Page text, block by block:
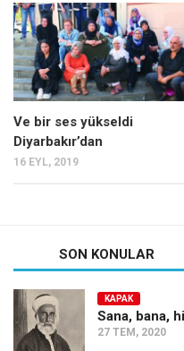
Mehmet Ali Tekin
Abir E. Nahas
Amina S. Jenenkovic
Bağdagül Öz
Esra Elönü
Kategoriler
Kültür Sanat
Kitap
Ve bir ses yükseldi
Diyarbakır’dan
16 EYL, 2019
SON KONULAR
KAPAK
Sana, bana,
27 TEM, 2020